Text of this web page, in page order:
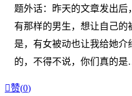
题外话：昨天的文章发出
有那样的男生，想让自己的
是，有女被动也让我给她介
的，不得不说，你们真的
赞(0)